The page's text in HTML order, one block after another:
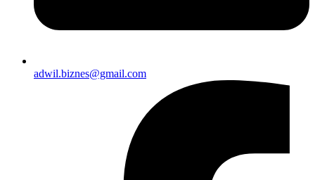
adwil.biznes@gmail.com